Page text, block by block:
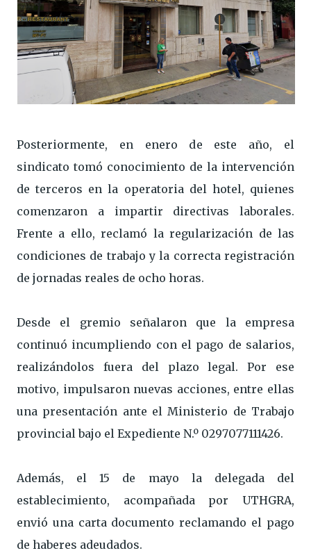
Posteriormente, en enero de este año, el
sindicato tomó conocimiento de la intervención
de terceros en la operatoria del hotel, quienes
comenzaron a impartir directivas laborales.
Frente a ello, reclamó la regularización de las
condiciones de trabajo y la correcta registración
de jornadas reales de ocho horas.
Desde el gremio señalaron que la empresa
continuó incumpliendo con el pago de salarios,
realizándolos fuera del plazo legal. Por ese
motivo, impulsaron nuevas acciones, entre ellas
una presentación ante el Ministerio de Trabajo
provincial bajo el Expediente N.º 0297077111426.
Además, el 15 de mayo la delegada del
establecimiento, acompañada por UTHGRA,
envió una carta documento reclamando el pago
de haberes adeudados.